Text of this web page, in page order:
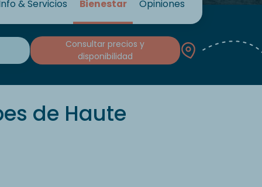
& Servicios Bienestar Opiniones
Consultar precios y
disponibilidad
de Haute